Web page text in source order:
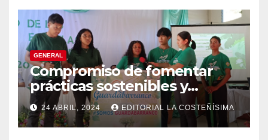
GENERAL
Compromiso de fomentar
prácticas sostenibles y
conciencia ecológica en las
instituciones educativas
24 ABRIL, 2024 EDITORIAL LA COSTEÑÍSIMA